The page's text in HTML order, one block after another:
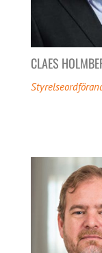
CLAES